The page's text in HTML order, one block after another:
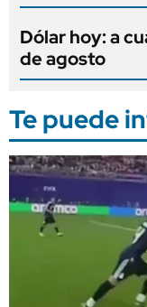
Dólar hoy: a
de agosto
Te puede